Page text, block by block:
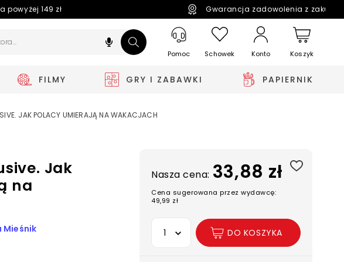
powyżej 149 zł Gwarancja zadowolenia z
Pomoc Schowek Konto Koszyk
FILMY GRY I ZABAWKI PAPIERNIK
JAK POLACY UMIERAJĄ NA WAKACJACH
Jak
na
Mieśnik
Nasza cena: 33,88 zł
Cena sugerowana przez wydawcę:
49,99 zł
Wybierz opcję
DO KOSZYKA